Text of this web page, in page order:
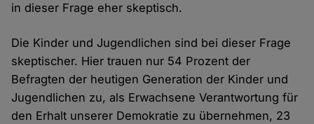
in dieser Frage eher skeptisch.
Die Kinder und Jugendlichen sind bei dieser Frage
skeptischer. Hier trauen nur 54 Prozent der
Befragten der heutigen Generation der Kinder und
Jugendlichen zu, als Erwachsene Verantwortung für
den Erhalt unserer Demokratie zu übernehmen, 23